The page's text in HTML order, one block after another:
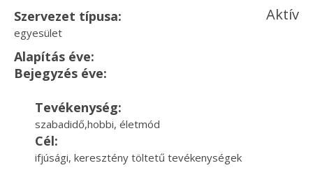
Szervezet típusa:
egyesület
Aktív
Alapítás éve:
Bejegyzés éve:
Tevékenység:
szabadidő,hobbi, életmód
Cél:
ifjúsági, keresztény töltetű tevékenységek